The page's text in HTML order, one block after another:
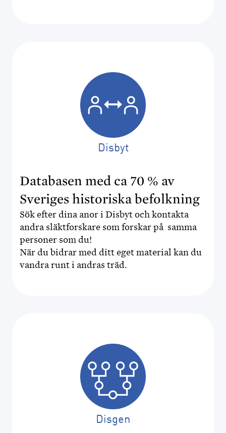
FÖR FUNKTIONÄRER
Disbyt
Databasen med ca 70 % av
Sveriges historiska befolkning
Sök efter dina anor i Disbyt och kontakta
andra släktforskare som forskar på samma
personer som du!
När du bidrar med ditt eget material kan du
vandra runt i andras träd.
Disgen